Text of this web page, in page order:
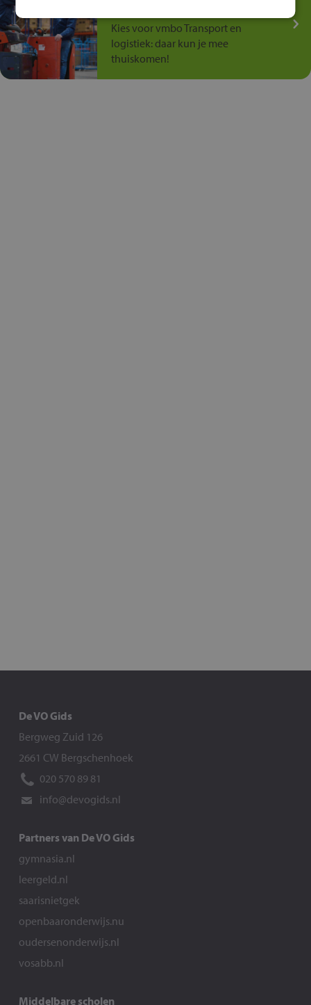
Kies voor vmbo Transport en
logistiek: daar kun je mee
thuiskomen!
De VO Gids
Bergweg Zuid 126
2661 CW Bergschenhoek
020 570 89 81
info@devogids.nl
Partners van De VO Gids
gymnasia.nl
leergeld.nl
saarisnietgek
openbaaronderwijs.nu
oudersenonderwijs.nl
vosabb.nl
Middelbare scholen